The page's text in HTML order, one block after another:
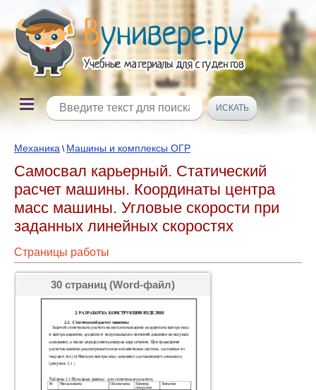
Механика \ Машины и комплексы ОГР
Самосвал карьерный. Статический
расчет машины. Координаты центра
масс машины. Угловые скорости при
заданных линейных скоростях
Страницы работы
30 страниц (Word-файл)